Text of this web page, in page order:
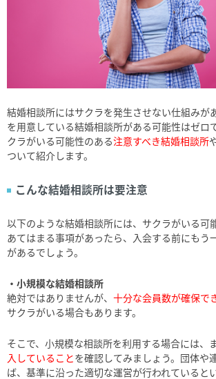
結婚相談所にはサクラを発生させない仕組みが
を用意している結婚相談所がある可能性はゼロ
クラがいる可能性のある注意すべき結婚相談所
ついて紹介します。
こんな結婚相談所は要注意
以下のような結婚相談所には、サクラがいる可
あてはまる事項があったら、入会する前にもう
があるでしょう。
・小規模な結婚相談所
絶対ではありませんが、 十分な会員数が確保で
サクラがいる場合もあります。
そこで、小規模な相談所を利用する場合には、
入していることを確認してみましょう。団体や
ば、基準に沿った適切な運営が行われていると